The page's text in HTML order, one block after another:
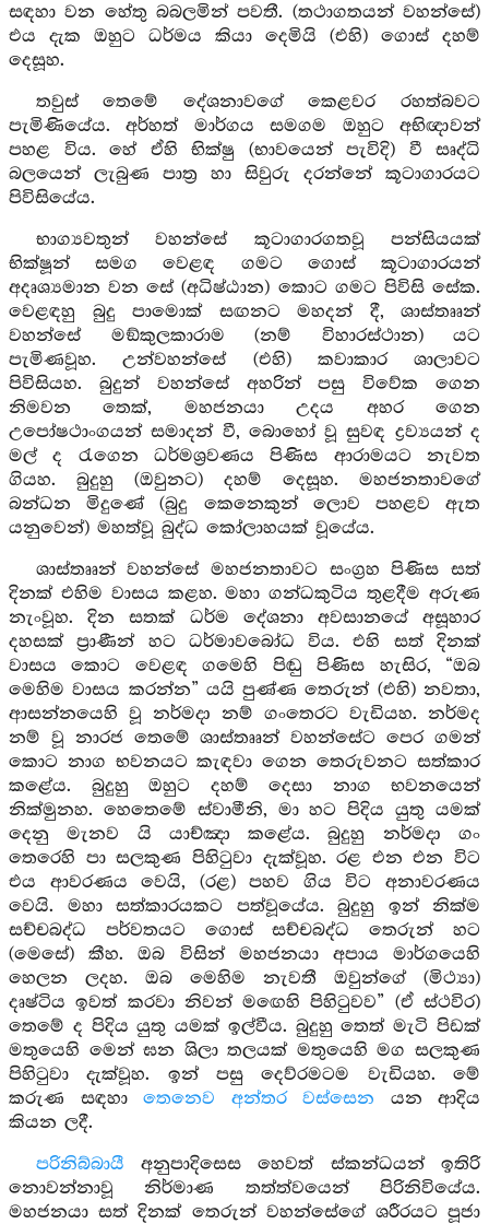
සඳහා වන හේතු බබලමින් පවතී. (තථාගතයන් වහන්සේ)
එය දැක ඔහුට ධර්මය කියා දෙමියි (එහි) ගොස් දහම්
දෙසූහ.
තවුස් තෙමේ දේශනාවගේ කෙළවර රහත්බවට
පැමිණියේය. අර්හත් මාර්ගය සමගම ඔහුට අභිඥාවන්
පහළ විය. හේ ඒහි භික්ෂු (භාවයෙන් පැවිදි) වී සෘද්ධි
බලයෙන් ලැබුණ පාත්‍ර හා සිවුරු දරන්නේ කූටාගාරයට
පිවිසියේය.
භාග්‍යවතුන් වහන්සේ කූටාගාරගතවූ පන්සියයක්
භික්ෂූන් සමග වෙළඳ ගමට ගොස් කූටාගාරයන්
අදෘශ්‍යමාන වන සේ (අධිෂ්ඨාන) කොට ගමට පිවිසි සේක.
වෙළඳහු බුදු පාමොක් සඟනට මහදන් දී, ශාස්තෲන්
වහන්සේ මඞ්කුලකාරාම (නම් විහාරස්ථාන) යට
පැමිණවූහ. උන්වහන්සේ (එහි) කවාකාර ශාලාවට
පිවිසියහ. බුදුන් වහන්සේ අහරින් පසු විවේක ගෙන
නිමවන තෙක්, මහජනයා උදය අහර ගෙන
උපෝෂථාංගයන් සමාදන් වී, බොහෝ වූ සුවඳ ද්‍රව්‍යයන් ද
මල් ද රැගෙන ධර්මශ්‍රවණය පිණිස ආරාමයට නැවත
ගියහ. බුදුහු (ඔවුනට) දහම් දෙසූහ. මහජනතාවගේ
බන්ධන මිදුණේ (බුදු කෙනෙකුන් ලොව පහළව ඇත
යනුවෙන්) මහත්වූ බුද්ධ කෝලාහයක් වූයේය.
ශාස්තෲන් වහන්සේ මහජනතාවට සංග්‍රහ පිණිස සත්
දිනක් එහිම වාසය කළහ. මහා ගන්ධකුටිය තුළදීම අරුණ
නැංවූහ. දින සතක් ධර්ම දේශනා අවසානයේ අසූහාර
දහසක් ප්‍රාණීන් හට ධර්මාවබෝධ විය. එහි සත් දිනක්
වාසය කොට වෙළඳ ගමෙහි පිඬු පිණිස හැසිර, “ඔබ
මෙහිම වාසය කරන්න” යයි පුණ්ණ තෙරුන් (එහි) නවතා,
ආසන්නයෙහි වූ නර්මදා නම් ගංතෙරට වැඩියහ. නර්මද
නම් වූ නාරජ තෙමේ ශාස්තෲන් වහන්සේට පෙර ගමන්
කොට නාග භවනයට කැඳවා ගෙන තෙරුවනට සත්කාර
කළේය. බුදුහු ඔහුට දහම් දෙසා නාග භවනයෙන්
නික්මුනහ. හෙතෙමේ ස්වාමීනි, මා හට පිදිය යුතු යමක්
දෙනු මැනව යි යාච්ඤා කළේය. බුදුහු නර්මදා ගං
තෙරෙහි පා සලකුණ පිහිටුවා දැක්වූහ. රළ එන එන විට
එය ආවරණය වෙයි, (රළ) පහව ගිය විට අනාවරණය
වෙයි. මහා සත්කාරයකට පත්වූයේය. බුදුහු ඉන් නික්ම
සච්චබද්ධ පර්වතයට ගොස් සච්චබද්ධ තෙරුන් හට
(මෙසේ) කීහ. ඔබ විසින් මහජනයා අපාය මාර්ගයෙහි
හෙලන ලදහ. ඔබ මෙහිම නැවතී ඔවුන්ගේ (මිථ්‍යා)
දෘෂ්ටිය ඉවත් කරවා නිවන් මඟෙහි පිහිටුවව” (ඒ ස්ථවිර)
තෙමේ ද පිදිය යුතු යමක් ඉල්වීය. බුදුහු තෙත් මැටි පිඩක්
මතුයෙහි මෙන් ඝන ශිලා තලයක් මතුයෙහි මග සලකුණ
පිහිටුවා දැක්වූහ. ඉන් පසු දෙව්රමටම වැඩියහ. මේ
කරුණ සඳහා තෙනෙව අන්තර වස්සෙන යන ආදිය
කියන ලදී.
පරිනිබ්බායී අනුපාදිසෙස හෙවත් ස්කන්ධයන් ඉතිරි
නොවන්නාවූ නිර්මාණ තත්ත්වයෙන් පිරිනිවියේය.
මහජනයා සත් දිනක් තෙරුන් වහන්සේගේ ශරීරයට පූජා